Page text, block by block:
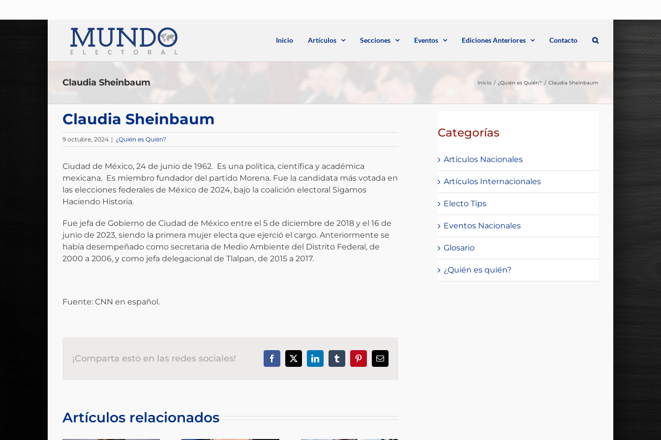
Inicio Artículos Secciones Eventos Ediciones Anteriores Contacto
Claudia Sheinbaum Inicio ¿Quién es Quién? Claudia Sheinbaum
Claudia Sheinbaum
9 octubre, 2024 | ¿Quién es Quién?
Ciudad de México, 24 de junio de 1962. Es una política, científica y académica
mexicana. Es miembro fundador del partido Morena. ​Fue la candidata más votada en
las elecciones federales de México de 2024, bajo la coalición electoral Sigamos
Haciendo Historia.
Fue jefa de Gobierno de Ciudad de México entre el 5 de diciembre de 2018 y el 16 de
junio de 2023, ​siendo la primera mujer electa que ejerció el cargo. ​Anteriormente se
había desempeñado como secretaria de Medio Ambiente del Distrito Federal, de
2000 a 2006, y como jefa delegacional de Tlalpan, de 2015 a 2017.
Fuente: CNN en español.
¡Comparta esto en las redes sociales! Facebook
X LinkedInTumblrPinterestCorreo
Artículos relacionados
Categorías
Artículos Nacionales
Artículos Internacionales
Electo Tips
Eventos Nacionales
Glosario
¿Quién es quién?